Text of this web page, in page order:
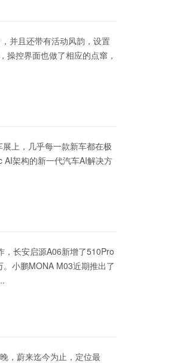
并且还带有活动风韵，设置
操控界面也做了相应的点窜，
上，几乎每一款新车都在极
AI架构的新一代汽车AI解决方
，长安启源A06新增了510Pro
小鹏MONA M03近期推出了
，蔚来迄今为止，定位最